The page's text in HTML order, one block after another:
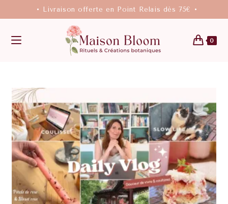
• Livraison offerte en Point Relais dès 75€ •
0